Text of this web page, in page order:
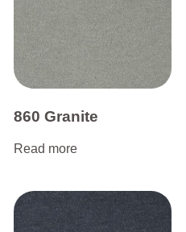
860 Granite
Read more